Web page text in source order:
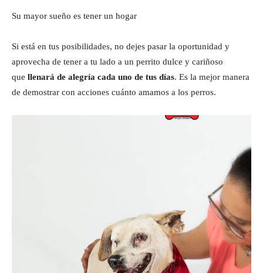
Su mayor sueño es tener un hogar
Si está en tus posibilidades, no dejes pasar la oportunidad y
aprovecha de tener a tu lado a un perrito dulce y cariñoso
que llenará de alegría cada uno de tus días. Es la mejor manera
de demostrar con acciones cuánto amamos a los perros.